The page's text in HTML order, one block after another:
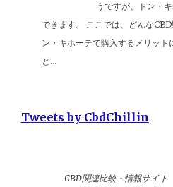
うですが、ドン・
できます。 ここでは、どんな
ン・キホーテで購入するメリッ
と...
Tweets by CbdChillin
CBD関連比較・情報サイト